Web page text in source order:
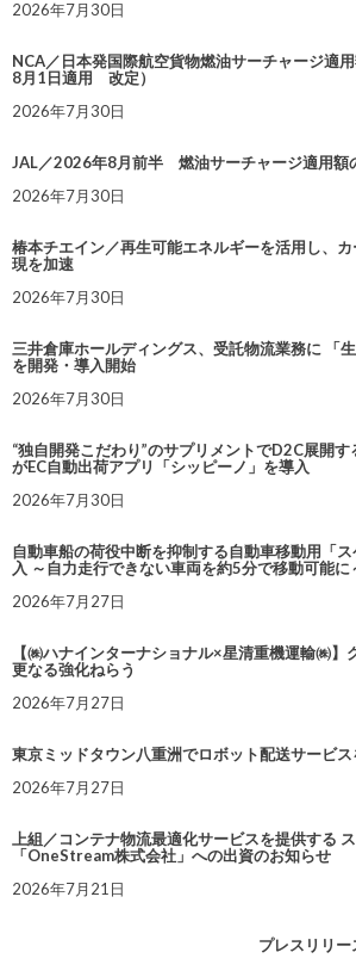
2026年7月30日
NCA／日本発国際航空貨物燃油サーチャージ適
8月1日適用 改定）
2026年7月30日
JAL／2026年8月前半 燃油サーチャージ適用額
2026年7月30日
椿本チエイン／再生可能エネルギーを活用し、
現を加速
2026年7月30日
三井倉庫ホールディングス、受託物流業務に 「
を開発・導入開始
2026年7月30日
“独自開発こだわり”のサプリメントでD2C展開す
がEC自動出荷アプリ「シッピーノ」を導入
2026年7月30日
自動車船の荷役中断を抑制する自動車移動用「
入 ～自力走行できない車両を約5分で移動可能に
2026年7月27日
【㈱ハナインターナショナル×星清重機運輸㈱
更なる強化ねらう
2026年7月27日
東京ミッドタウン八重洲でロボット配送サービ
2026年7月27日
上組／コンテナ物流最適化サービスを提供する
「OneStream株式会社」への出資のお知らせ
2026年7月21日
プレスリリ